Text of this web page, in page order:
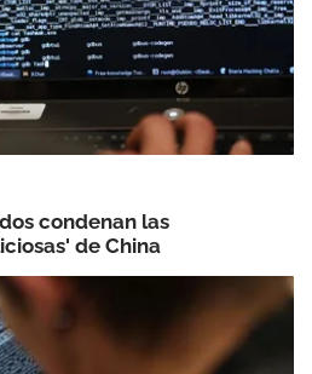
condenan las
de China